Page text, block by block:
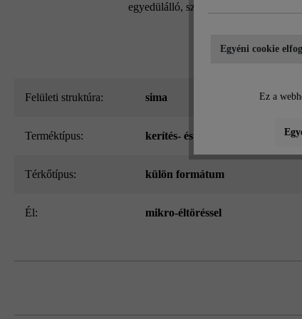
egyedülálló, szabadalmaztatott
Felületi struktúra: sima
Terméktípus: kerítés- és falazókő
Térkőtípus: külön formátum
él: mikro-éltöréssel
Egyéni cookie
Ez a